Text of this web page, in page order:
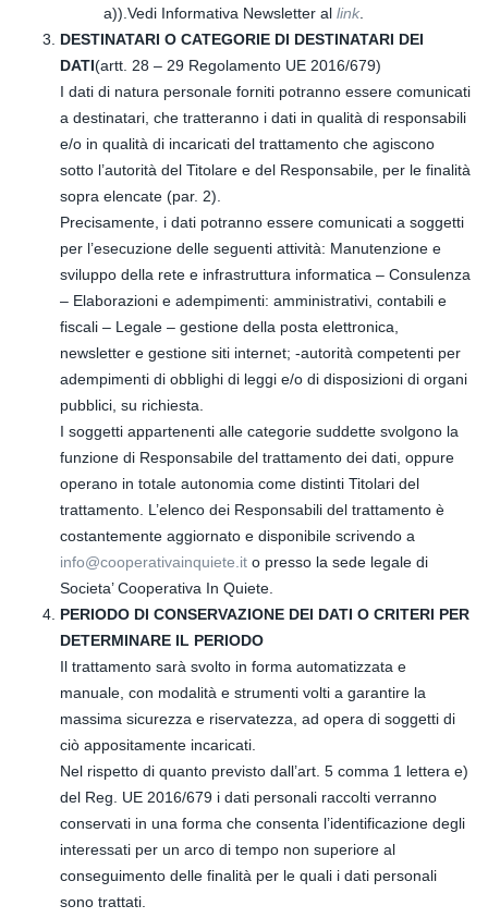
a)).Vedi Informativa Newsletter al link
DESTINATARI O CATEGORIE DI DESTINATARI DEI
DATI(artt. 28 – 29 Regolamento UE 2016/679)
I dati di natura personale forniti potranno essere comunicati
a destinatari, che tratteranno i dati in qualità di responsabili
e/o in qualità di incaricati del trattamento che agiscono
sotto l’autorità del Titolare e del Responsabile, per le finalità
sopra elencate (par. 2).
Precisamente, i dati potranno essere comunicati a soggetti
per l’esecuzione delle seguenti attività: Manutenzione e
sviluppo della rete e infrastruttura informatica – Consulenza
– Elaborazioni e adempimenti: amministrativi, contabili e
fiscali – Legale – gestione della posta elettronica,
newsletter e gestione siti internet; -autorità competenti per
adempimenti di obblighi di leggi e/o di disposizioni di organi
pubblici, su richiesta.
I soggetti appartenenti alle categorie suddette svolgono la
funzione di Responsabile del trattamento dei dati, oppure
operano in totale autonomia come distinti Titolari del
trattamento. L’elenco dei Responsabili del trattamento è
costantemente aggiornato e disponibile scrivendo a
info@cooperativainquiete.it o presso la sede legale di
Societa’ Cooperativa In Quiete.
PERIODO DI CONSERVAZIONE DEI DATI O CRITERI PER
DETERMINARE IL PERIODO
Il trattamento sarà svolto in forma automatizzata e
manuale, con modalità e strumenti volti a garantire la
massima sicurezza e riservatezza, ad opera di soggetti di
ciò appositamente incaricati.
Nel rispetto di quanto previsto dall’art. 5 comma 1 lettera e)
del Reg. UE 2016/679 i dati personali raccolti verranno
conservati in una forma che consenta l’identificazione degli
interessati per un arco di tempo non superiore al
conseguimento delle finalità per le quali i dati personali
sono trattati.